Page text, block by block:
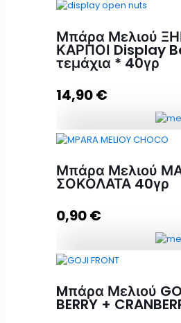
Display Box 24 τεμάχια *
ποσότητα
Προσθήκη στο
Μπάρα Μελιού
ΚΑΡΠΟΙ Display
τεμάχια * 40γρ
14,90€
Display Box 20 τεμάχια *
ποσότητα
Προσθήκη στο
Μπάρα Μελιού
ΣΟΚΟΛΑΤΑ 40γρ
0,90€
40γρ ποσότητα
Mπάρα Μελιού
BERRY +